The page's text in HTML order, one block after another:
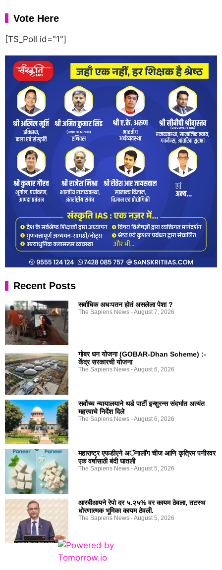
Vote Here
[TS_Poll id="1"]
Recent Posts
सर्वाधिक अधःपतन होतं असलेला पेशा ?
The Sapiens News August 7, 2026
गोबर धन योजना (GOBAR-Dhan Scheme) :-
केंद्र सरकारची योजना
The Sapiens News August 6, 2026
सर्वोच्च न्यायालयाने थर्ड पार्टी इन्शुरन्स संदर्भात अत्यंत
महत्त्वाचे निर्देश दिले
The Sapiens News August 6, 2026
महाराष्ट्र एफडीएने अॅनालॉग चीज आणि कृत्रिम पनीरवर
एक वर्षासाठी बंदी घातली
The Sapiens News August 5, 2026
आरबीआयने रेपो दर ५.२५% वर कायम ठेवला, तटस्थ
धोरणात्मक भूमिका कायम ठेवली.
The Sapiens News August 5, 2026